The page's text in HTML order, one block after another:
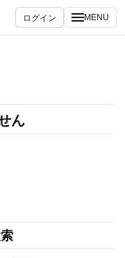
ログイン MENU
ん